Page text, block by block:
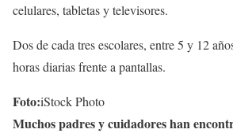
celulares, tabletas y televisores.
Dos de cada tres escolares, entre 5 y 12
horas diarias frente a pantallas.
Foto:iStock Photo
Muchos padres y cuidadores han